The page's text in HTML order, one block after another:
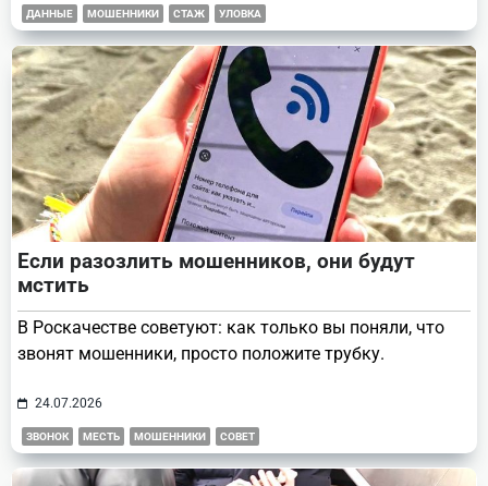
ДАННЫЕ МОШЕННИКИ СТАЖ УЛОВКА
Если разозлить мошенников, они будут
мстить
В Роскачестве советуют: как только вы поняли, что
звонят мошенники, просто положите трубку.
24.07.2026
ЗВОНОК МЕСТЬ МОШЕННИКИ СОВЕТ